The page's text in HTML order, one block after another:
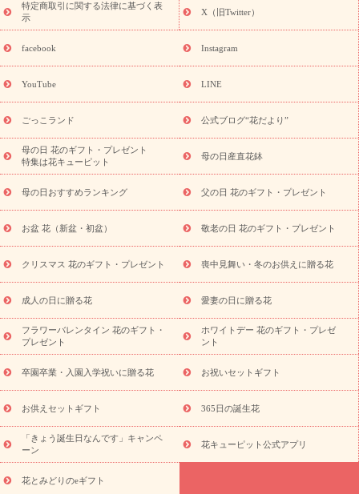
ペーン
「きょう誕生日なんです」キャンペーン
探す
誕生日フラワーギフト 誕生日フラワーギフト特集
誕生
日フラワーギフト商品一覧
ユリ トルコキキョウ
誕生花(トルコキキョウ)
9月の誕生花(リンドウ)
誕生日セット
ギフト
「きょう誕生日なんです」キャンペーン
用途から探す お祝いの花特集 当日配達特急便
お祝い商品
一覧
お祝い 新築・引っ越し祝い
結婚記念日
結婚祝い 出産祝い 退院祝い・快気祝い
還暦
祝い・長寿祝い
プチギフト ペットのお祝いフラワー
元・暑中見舞い
敬老の日
お供え
お供え・お悔やみ商品一覧 お供え・お悔やみの花
十九日法要以降に贈る花
通夜・葬儀に贈る花
お供え お花とセッ
お盆（新盆・初盆）
お祝い返し お見舞い
お取り
プリザーブドフラワー
スタイルから探す
アレンジメント
蘭・花鉢
ミディ胡蝶蘭・お祝い ミディ胡蝶蘭・お供え
の青色胡蝶蘭
観葉植物 観葉植物 産直多肉植物
プリザーブ
ドフラワー
お祝い お供え・お悔やみ 花とセットギフト
ミオーダー
プチギフト（hanamore -ハナモア-）
花とみどりの
eギフト
花キューピットのeGfit カラー ピンク
レンジ
レッド お花の種類 バラ ユリ トルコキキョウ
予
算から探す
お祝い お祝い・3000円～ お祝い・
お祝い・5000円～ お祝い・7000円～ お祝い・10000円～
お供え・お悔やみ
お供え・お悔やみ・3000円～
お供え・お
悔やみ・5000円～ お供え・お悔やみ・7000円～
お供え・お悔
やみ・10000円～
特定商取引に関する法律に基づく表
示
X（旧Twitter）
facebook Instagram
YouTube LINE
ごっこランド 公式ブログ“花だより”
母の日 花のギフト・プレゼント
特集は花キューピット
母の日産直花鉢
母の日おすすめランキング 父の日 花のギフト・プレゼント
お盆 花（新盆・初盆） 敬老の日 花のギフト・プレゼント
クリスマス 花のギフト・プレゼント 喪中見舞い・冬のお供えに贈る花
成人の日に贈る花 愛妻の日に贈る花
フラワーバレンタイン 花のギフト・
プレゼント
ホワイトデー 花のギフト・プレゼ
ント
卒園卒業・入園入学祝いに贈る花 お祝いセットギフト
お供えセットギフト 365日の誕生花
「きょう誕生日なんです」キャンペ
ーン
花キューピット公式アプリ
花とみどりのeギフト